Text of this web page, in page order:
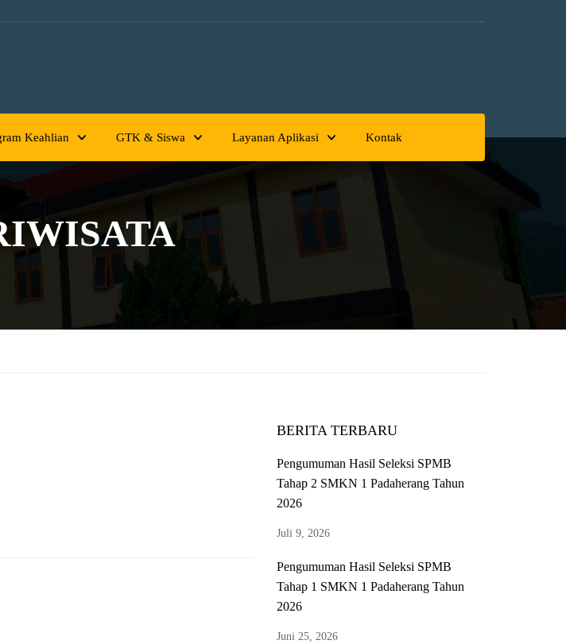
Keahlian GTK & Siswa Layanan Aplikasi Kontak
BERITA TERBARU
Pengumuman Hasil Seleksi SPMB
Tahap 2 SMKN 1 Padaherang Tahun
2026
Juli 9, 2026
Pengumuman Hasil Seleksi SPMB
Tahap 1 SMKN 1 Padaherang Tahun
2026
Juni 25, 2026